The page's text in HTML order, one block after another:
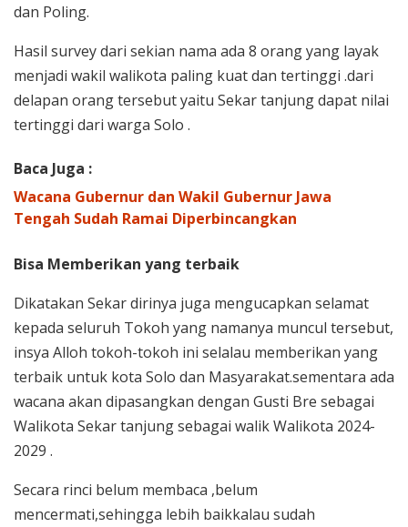
dan Poling.
Hasil survey dari sekian nama ada 8 orang yang layak
menjadi wakil walikota paling kuat dan tertinggi .dari
delapan orang tersebut yaitu Sekar tanjung dapat nilai
tertinggi dari warga Solo .
Baca Juga :
Wacana Gubernur dan Wakil Gubernur Jawa
Tengah Sudah Ramai Diperbincangkan
Bisa Memberikan yang terbaik
Dikatakan Sekar dirinya juga mengucapkan selamat
kepada seluruh Tokoh yang namanya muncul tersebut,
insya Alloh tokoh-tokoh ini selalau memberikan yang
terbaik untuk kota Solo dan Masyarakat.sementara ada
wacana akan dipasangkan dengan Gusti Bre sebagai
Walikota Sekar tanjung sebagai walik Walikota 2024-
2029 .
Secara rinci belum membaca ,belum
mencermati,sehingga lebih baikkalau sudah